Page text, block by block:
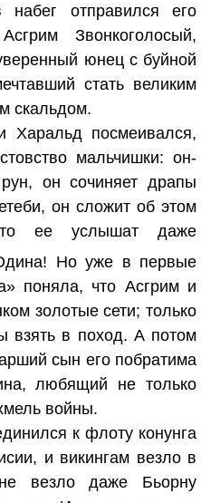
отправился его
Звонкоголосый,
юнец с буйной
стать великим
скальдом.
Харальд посмеивался,
мальчишки: он-
он сочиняет драпы
он сложит об этом
ее услышат даже
Но уже в первые
поняла, что Асгрим и
золотые сети; только
взять в поход. А потом
сын его побратима
любящий не только
войны.
к флоту конунга
и викингам везло в
везло даже Бьорну